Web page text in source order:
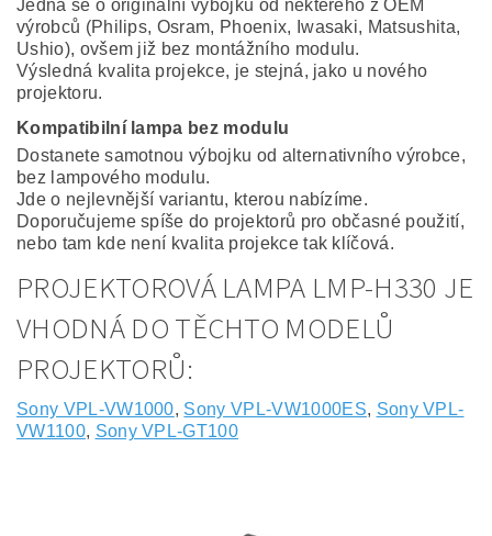
Jedná se o originální výbojku od některého z OEM
výrobců (Philips, Osram, Phoenix, Iwasaki, Matsushita,
Ushio), ovšem již bez montážního modulu.
Výsledná kvalita projekce, je stejná, jako u nového
projektoru.
Kompatibilní lampa bez modulu
Dostanete samotnou výbojku od alternativního výrobce,
bez lampového modulu.
Jde o nejlevnější variantu, kterou nabízíme.
Doporučujeme spíše do projektorů pro občasné použití,
nebo tam kde není kvalita projekce tak klíčová.
PROJEKTOROVÁ LAMPA LMP-H330 JE
VHODNÁ DO TĚCHTO MODELŮ
PROJEKTORŮ:
Sony VPL-VW1000, Sony VPL-VW1000ES, Sony VPL-
VW1100, Sony VPL-GT100